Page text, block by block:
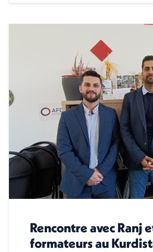
Rencontre avec Ranj
formateurs au